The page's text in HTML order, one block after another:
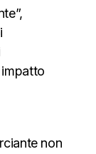
non